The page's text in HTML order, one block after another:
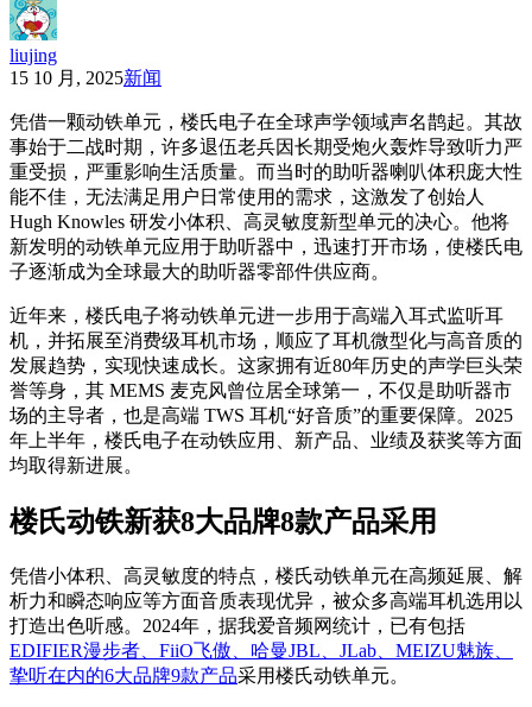
liujing
15 10 月, 2025新闻
凭借一颗动铁单元，楼氏电子在全球声学领域声名鹊起。其故
事始于二战时期，许多退伍老兵因长期受炮火轰炸导致听力严
重受损，严重影响生活质量。而当时的助听器喇叭体积庞大性
能不佳，无法满足用户日常使用的需求，这激发了创始人
Hugh Knowles 研发小体积、高灵敏度新型单元的决心。他将
新发明的动铁单元应用于助听器中，迅速打开市场，使楼氏电
子逐渐成为全球最大的助听器零部件供应商。
近年来，楼氏电子将动铁单元进一步用于高端入耳式监听耳
机，并拓展至消费级耳机市场，顺应了耳机微型化与高音质的
发展趋势，实现快速成长。这家拥有近80年历史的声学巨头荣
誉等身，其 MEMS 麦克风曾位居全球第一，不仅是助听器市
场的主导者，也是高端 TWS 耳机“好音质”的重要保障。2025
年上半年，楼氏电子在动铁应用、新产品、业绩及获奖等方面
均取得新进展。
楼氏动铁新获8大品牌8款产品采用
凭借小体积、高灵敏度的特点，楼氏动铁单元在高频延展、解
析力和瞬态响应等方面音质表现优异，被众多高端耳机选用以
打造出色听感。2024年，据我爱音频网统计，已有包括
EDIFIER漫步者、FiiO飞傲、哈曼JBL、JLab、MEIZU魅族、
挚听在内的6大品牌9款产品采用楼氏动铁单元。